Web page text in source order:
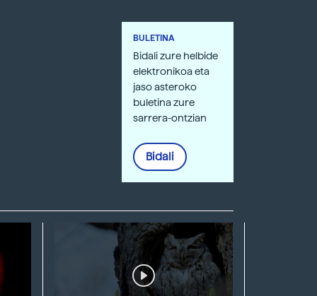
BULETINA
Bidali zure helbide
elektronikoa eta
jaso asteroko
buletina zure
sarrera-ontzian
Bidali